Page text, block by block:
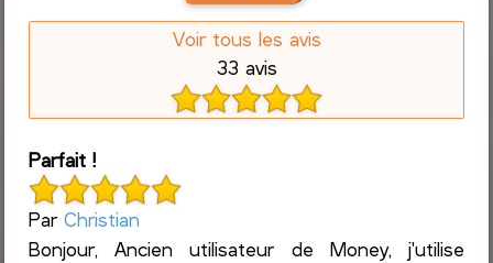
Voir tous les avis
33 avis
Parfait !
ParChristian
Bonjour, Ancien utilisateur de Money, j'utilise